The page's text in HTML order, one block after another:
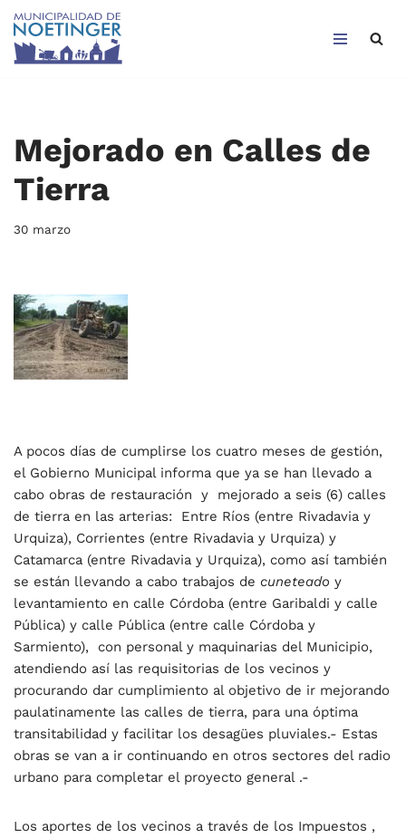
Saltar
Mejorado en Calles de
Tierra
30 marzo
A pocos días de cumplirse los cuatro meses de gestión,
el Gobierno Municipal informa que ya se han llevado a
cabo obras de restauración y mejorado a seis (6) calles
de tierra en las arterias: Entre Ríos (entre Rivadavia y
Urquiza), Corrientes (entre Rivadavia y Urquiza) y
Catamarca (entre Rivadavia y Urquiza), como así también
se están llevando a cabo trabajos de cuneteado y
levantamiento en calle Córdoba (entre Garibaldi y calle
Pública) y calle Pública (entre calle Córdoba y
Sarmiento), con personal y maquinarias del Municipio,
atendiendo así las requisitorias de los vecinos y
procurando dar cumplimiento al objetivo de ir mejorando
paulatinamente las calles de tierra, para una óptima
transitabilidad y facilitar los desagües pluviales.- Estas
obras se van a ir continuando en otros sectores del radio
urbano para completar el proyecto general .-
Los aportes de los vecinos a través de los Impuestos ,